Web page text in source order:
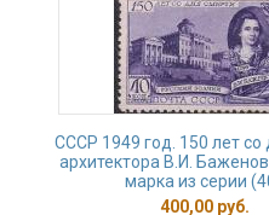
СССР 1949 год. 150 лет со
архитектора В.И.
марка из серии
400,00 руб.